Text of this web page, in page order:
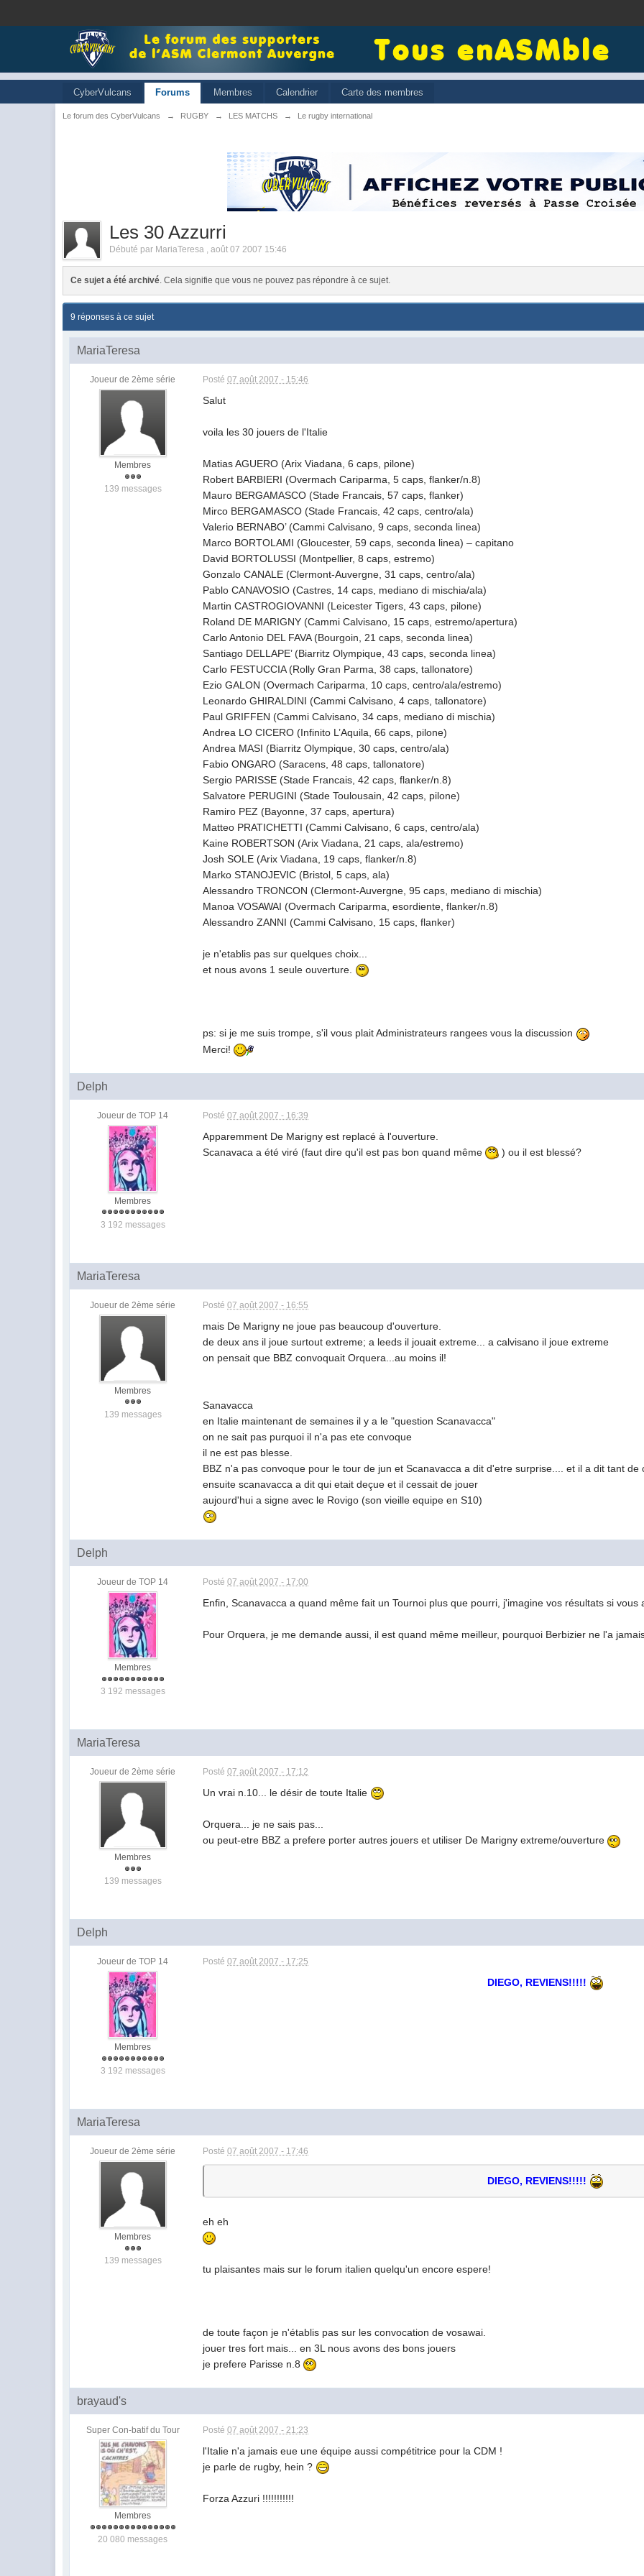
CyberVulcans Forums Membres Calendrier Carte des membres
Le forum des CyberVulcans → RUGBY → LES MATCHS → Le rugby international
Les 30 Azzurri
Débuté par MariaTeresa ,août 07 2007 15:46
Ce sujet a été archivé. Cela signifie que vous ne pouvez pas répondre à ce sujet.
9 réponses à ce sujet
MariaTeresa
Joueur de 2ème série
Membres
139 messages
Posté07 août 2007 - 15:46
Salut
voila les 30 jouers de l'Italie
Matias AGUERO (Arix Viadana, 6 caps, pilone)
Robert BARBIERI (Overmach Cariparma, 5 caps, flanker/n.8)
Mauro BERGAMASCO (Stade Francais, 57 caps, flanker)
Mirco BERGAMASCO (Stade Francais, 42 caps, centro/ala)
Valerio BERNABO’ (Cammi Calvisano, 9 caps, seconda linea)
Marco BORTOLAMI (Gloucester, 59 caps, seconda linea) – capitano
David BORTOLUSSI (Montpellier, 8 caps, estremo)
Gonzalo CANALE (Clermont-Auvergne, 31 caps, centro/ala)
Pablo CANAVOSIO (Castres, 14 caps, mediano di mischia/ala)
Martin CASTROGIOVANNI (Leicester Tigers, 43 caps, pilone)
Roland DE MARIGNY (Cammi Calvisano, 15 caps, estremo/apertura)
Carlo Antonio DEL FAVA (Bourgoin, 21 caps, seconda linea)
Santiago DELLAPE’ (Biarritz Olympique, 43 caps, seconda linea)
Carlo FESTUCCIA (Rolly Gran Parma, 38 caps, tallonatore)
Ezio GALON (Overmach Cariparma, 10 caps, centro/ala/estremo)
Leonardo GHIRALDINI (Cammi Calvisano, 4 caps, tallonatore)
Paul GRIFFEN (Cammi Calvisano, 34 caps, mediano di mischia)
Andrea LO CICERO (Infinito L’Aquila, 66 caps, pilone)
Andrea MASI (Biarritz Olympique, 30 caps, centro/ala)
Fabio ONGARO (Saracens, 48 caps, tallonatore)
Sergio PARISSE (Stade Francais, 42 caps, flanker/n.8)
Salvatore PERUGINI (Stade Toulousain, 42 caps, pilone)
Ramiro PEZ (Bayonne, 37 caps, apertura)
Matteo PRATICHETTI (Cammi Calvisano, 6 caps, centro/ala)
Kaine ROBERTSON (Arix Viadana, 21 caps, ala/estremo)
Josh SOLE (Arix Viadana, 19 caps, flanker/n.8)
Marko STANOJEVIC (Bristol, 5 caps, ala)
Alessandro TRONCON (Clermont-Auvergne, 95 caps, mediano di mischia)
Manoa VOSAWAI (Overmach Cariparma, esordiente, flanker/n.8)
Alessandro ZANNI (Cammi Calvisano, 15 caps, flanker)
je n'etablis pas sur quelques choix...
et nous avons 1 seule ouverture.
ps: si je me suis trompe, s'il vous plait Administrateurs rangees vous la discussion
Merci!
Delph
Joueur de TOP 14
Membres
3 192 messages
Posté07 août 2007 - 16:39
Apparemment De Marigny est replacé à l'ouverture.
Scanavaca a été viré (faut dire qu'il est pas bon quand même
) ou il est blessé?
MariaTeresa
Joueur de 2ème série
Membres
139 messages
Posté07 août 2007 - 16:55
mais De Marigny ne joue pas beaucoup d'ouverture.
de deux ans il joue surtout extreme; a leeds il jouait extreme... a calvisano il joue extreme
on pensait que BBZ convoquait Orquera...au moins il!
Sanavacca
en Italie maintenant de semaines il y a le "question Scanavacca"
on ne sait pas purquoi il n'a pas ete convoque
il ne est pas blesse.
BBZ n'a pas convoque pour le tour de jun et Scanavacca a dit d'etre surprise.... et il a dit tant
ensuite scanavacca a dit qui etait deçue et il cessait de jouer
aujourd'hui a signe avec le Rovigo (son vieille equipe en S10)
Delph
Joueur de TOP 14
Membres
3 192 messages
Posté07 août 2007 - 17:00
Enfin, Scanavacca a quand même fait un Tournoi plus que pourri, j'imagine vos résultats si
Pour Orquera, je me demande aussi, il est quand même meilleur, pourquoi Berbizier ne l'a
MariaTeresa
Joueur de 2ème série
Membres
139 messages
Posté07 août 2007 - 17:12
Un vrai n.10... le désir de toute Italie
Orquera... je ne sais pas...
ou peut-etre BBZ a prefere porter autres jouers et utiliser De Marigny extreme/ouverture
Delph
Joueur de TOP 14
Membres
3 192 messages
Posté07 août 2007 - 17:25
DIEGO, REVIENS!!!!!
MariaTeresa
Joueur de 2ème série
Membres
139 messages
Posté07 août 2007 - 17:46
DIEGO, REVIENS!!!!!
eh eh
tu plaisantes mais sur le forum italien quelqu'un encore espere!
de toute façon je n'établis pas sur les convocation de vosawai.
jouer tres fort mais... en 3L nous avons des bons jouers
je prefere Parisse n.8
brayaud's
Super Con-batif du Tour
Membres
20 080 messages
Posté07 août 2007 - 21:23
l'Italie n'a jamais eue une équipe aussi compétitrice pour la CDM !
je parle de rugby, hein ?
Forza Azzuri !!!!!!!!!!!